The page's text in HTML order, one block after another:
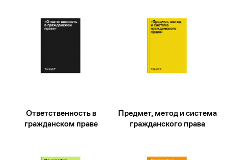
Ответственность в
гражданском праве
Предмет, метод и система
гражданского права
Хочу приобрести
литературу